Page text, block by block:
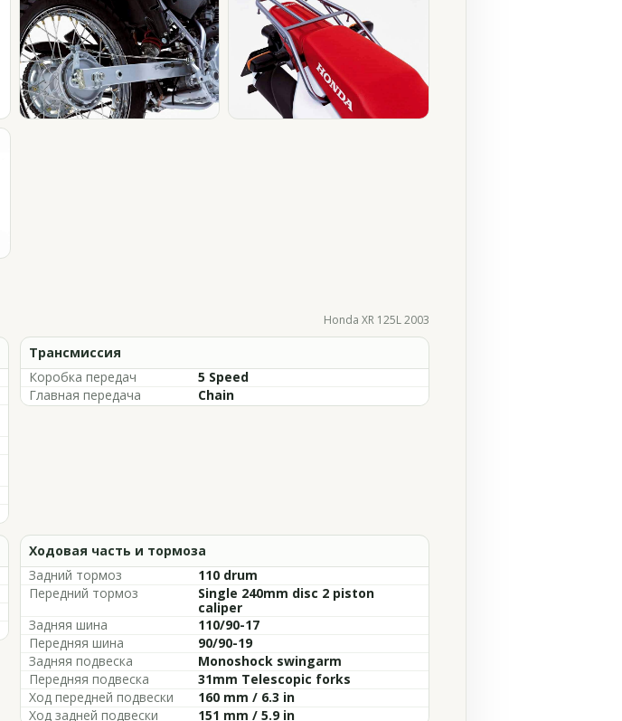
Honda XR 125L 2003
Трансмиссия
Коробка передач
5 Speed
Главная передача
Chain
Ходовая часть и тормоза
Задний тормоз
110 drum
Передний тормоз
Single 240mm disc 2 piston
caliper
Задняя шина
110/90-17
Передняя шина
90/90-19
Задняя подвеска
Monoshock swingarm
Передняя подвеска
31mm Telescopic forks
Ход передней подвески
160 mm / 6.3 in
Ход задней подвески
151 mm / 5.9 in